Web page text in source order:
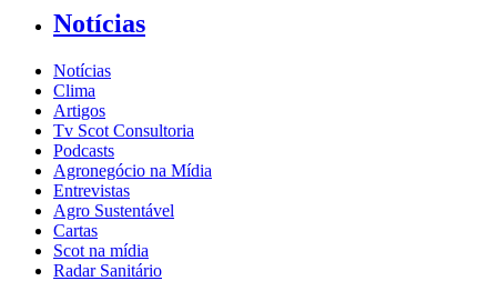
Notícias
Notícias
Clima
Artigos
Tv Scot Consultoria
Podcasts
Agronegócio na Mídia
Entrevistas
Agro Sustentável
Cartas
Scot na mídia
Radar Sanitário